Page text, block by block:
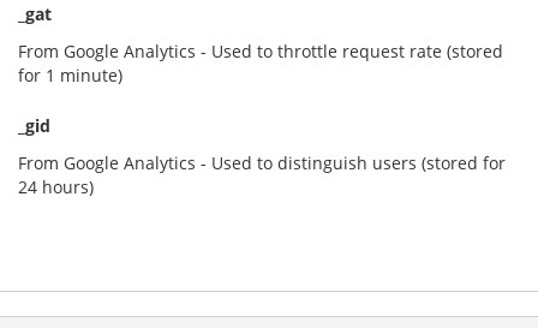
_gat
From Google Analytics - Used to throttle request rate (stored
for 1 minute)
_gid
From Google Analytics - Used to distinguish users (stored for
24 hours)